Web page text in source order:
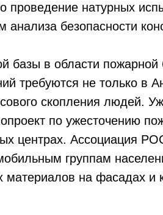
проведение натурных
безопасности
базы в области пожарной
требуются не только в
скопления людей.
по ужесточению
центрах. Ассоциация
группам
материалов на фасадах и